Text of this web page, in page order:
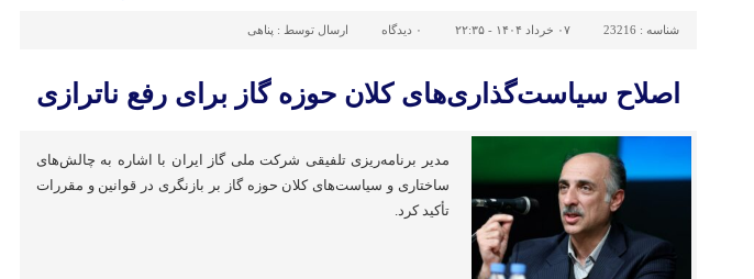
شناسه : 23216 ۰۷ خرداد ۱۴۰۴ - ۲۲:۳۵ ۰ دیدگاه ارسال توسط : پناهی
اصلاح سیاست‌گذاری‌های کلان حوزه گاز برای رفع ناترازی
مدیر برنامه‌ریزی تلفیقی شرکت ملی گاز ایران با اشاره به چالش‌های
ساختاری و سیاست‌های کلان حوزه گاز بر بازنگری در قوانین و مقررات
تأکید کرد.